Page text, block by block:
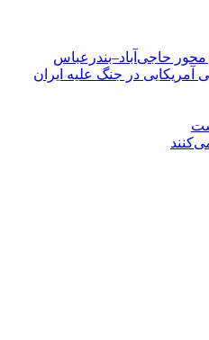
حاجی‌آباد–بندرعباس
در جنگ علیه ایران